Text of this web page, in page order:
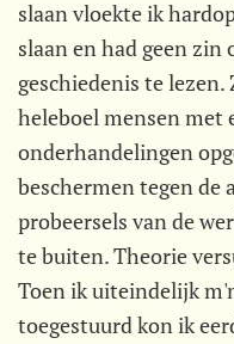
slaan vloekte ik
slaan en had geen
geschiedenis te
heleboel mensen met
onderhandelingen
beschermen tegen
probeersels van de
te buiten. Theorie
Toen ik uiteindelijk
toegestuurd kon ik